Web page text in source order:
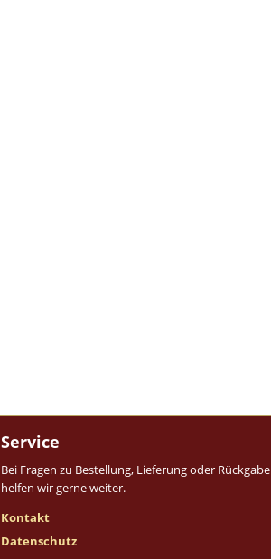
Service
Bei Fragen zu Bestellung, Lieferung oder Rückgabe
helfen wir gerne weiter.
Kontakt
Datenschutz